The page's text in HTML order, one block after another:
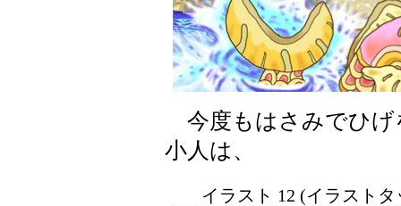
今度もはさみでひげ
小人は、
イラスト 12 (イラスト